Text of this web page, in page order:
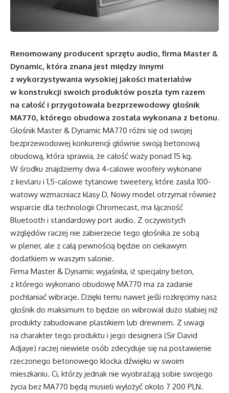
Renomowany producent sprzętu audio, firma Master &
Dynamic, która znana jest między innymi
z wykorzystywania wysokiej jakości materiałów
w konstrukcji swoich produktów poszła tym razem
na całość i przygotowała bezprzewodowy głośnik
MA770, którego obudowa została wykonana z betonu.
Głośnik Master & Dynamic MA770 różni się od swojej
bezprzewodowej konkurencji głównie swoją betonową
obudową, która sprawia, że całość waży ponad 15 kg.
W środku znajdziemy dwa 4-calowe woofery wykonane
z kevlaru i 1,5-calowe tytanowe tweetery, które zasila 100-
watowy wzmacniacz klasy D. Nowy model otrzymał również
wsparcie dla technologii Chromecast, ma łączność
Bluetooth i standardowy port audio. Z oczywistych
względów raczej nie zabierzecie tego głośnika ze sobą
w plener, ale z całą pewnością będzie on ciekawym
dodatkiem w waszym salonie.
Firma Master & Dynamic wyjaśniła, iż specjalny beton,
z którego wykonano obudowę MA770 ma za zadanie
pochłaniać wibracje. Dzięki temu nawet jeśli rozkręcimy nasz
głośnik do maksimum to będzie on wibrował dużo słabiej niż
produkty zabudowane plastikiem lub drewnem. Z uwagi
na charakter tego produktu i jego designera (Sir David
Adjaye) raczej niewiele osób zdecyduje się na postawienie
rzeczonego betonowego klocka dźwięku w swoim
mieszkaniu. Ci, którzy jednak nie wyobrażają sobie swojego
życia bez MA770 będą musieli wyłożyć około 7 200 PLN.